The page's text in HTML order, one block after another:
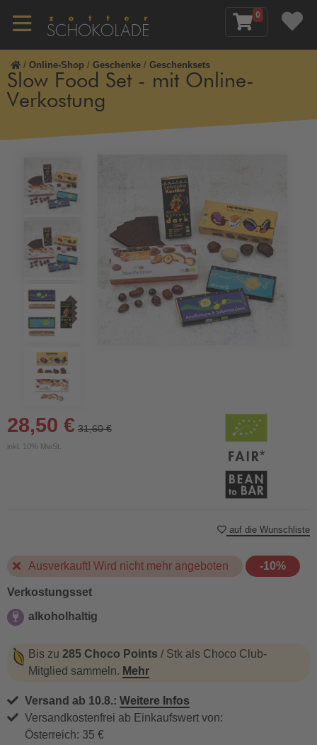
0
/ Online-Shop / Geschenke / Geschenksets
Slow Food Set - mit Online-
Verkostung
28,50 € 31,60 €
inkl. 10% MwSt.
Ausverkauft! Wird nicht mehr angeboten -10%
Verkostungsset
alkoholhaltig
Bis zu 285 Choco Points / Stk als Choco Club-
Mitglied sammeln. Mehr
Versand ab 10.8.: Weitere Infos
Versandkostenfrei ab Einkaufswert von:
Österreich: 35 €
auf die Wunschliste